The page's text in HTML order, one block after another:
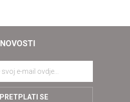
NOVOSTI
PRETPLATI SE